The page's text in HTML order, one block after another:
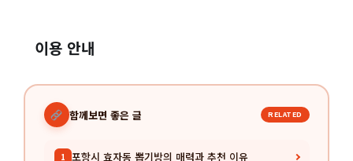
이용 안내
함께보면 좋은 글 RELATED
1 포항시 효자동 뽑기방의 매력과 추천 이유